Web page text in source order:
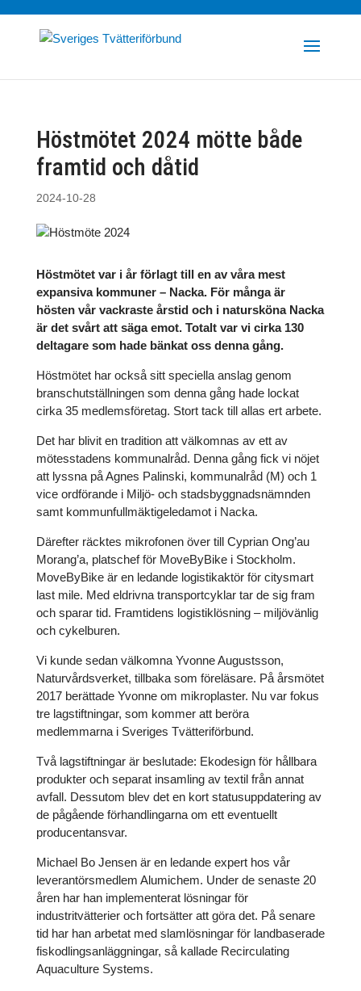
Höstmötet 2024 mötte både
framtid och dåtid
2024-10-28
Höstmötet var i år förlagt till en av våra mest
expansiva kommuner – Nacka. För många är
hösten vår vackraste årstid och i natursköna Nacka
är det svårt att säga emot. Totalt var vi cirka 130
deltagare som hade bänkat oss denna gång.
Höstmötet har också sitt speciella anslag genom
branschutställningen som denna gång hade lockat
cirka 35 medlemsföretag. Stort tack till allas ert arbete.
Det har blivit en tradition att välkomnas av ett av
mötesstadens kommunalråd. Denna gång fick vi nöjet
att lyssna på Agnes Palinski, kommunalråd (M) och 1
vice ordförande i Miljö- och stadsbyggnadsnämnden
samt kommunfullmäktigeledamot i Nacka.
Därefter räcktes mikrofonen över till Cyprian Ong’au
Morang’a, platschef för MoveByBike i Stockholm.
MoveByBike är en ledande logistikaktör för citysmart
last mile. Med eldrivna transportcyklar tar de sig fram
och sparar tid. Framtidens logistiklösning – miljövänlig
och cykelburen.
Vi kunde sedan välkomna Yvonne Augustsson,
Naturvårdsverket, tillbaka som föreläsare. På årsmötet
2017 berättade Yvonne om mikroplaster. Nu var fokus
tre lagstiftningar, som kommer att beröra
medlemmarna i Sveriges Tvätteriförbund.
Två lagstiftningar är beslutade: Ekodesign för hållbara
produkter och separat insamling av textil från annat
avfall. Dessutom blev det en kort statusuppdatering av
de pågående förhandlingarna om ett eventuellt
producentansvar.
Michael Bo Jensen är en ledande expert hos vår
leverantörsmedlem Alumichem. Under de senaste 20
åren har han implementerat lösningar för
industritvätterier och fortsätter att göra det. På senare
tid har han arbetat med slamlösningar för landbaserade
fiskodlingsanläggningar, så kallade Recirculating
Aquaculture Systems.